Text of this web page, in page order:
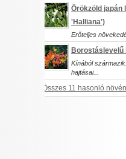
Örökzöld japán
'Halliana')
Erőteljes
Borostáslevelű
Kínából
hajtásai...
Összes 11 hasonló